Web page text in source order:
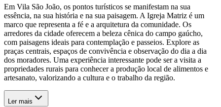
Em Vila São João, os pontos turísticos se manifestam na sua
essência, na sua história e na sua paisagem. A Igreja Matriz é um
marco que representa a fé e a arquitetura da comunidade. Os
arredores da cidade oferecem a beleza cênica do campo gaúcho,
com paisagens ideais para contemplação e passeios. Explore as
praças centrais, espaços de convivência e observação do dia a dia
dos moradores. Uma experiência interessante pode ser a visita a
propriedades rurais para conhecer a produção local de alimentos e
artesanato, valorizando a cultura e o trabalho da região.
Ler mais